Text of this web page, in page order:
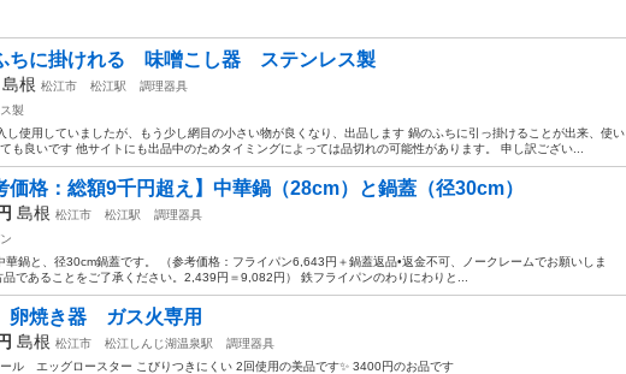
ちに掛けれる 味噌こし器 ステンレス製
島根 松江市 松江駅
調理器具
製
し使用していましたが、もう少し網目の小さい物が良くなり、出品します 鍋のふちに引っ掛けることが出来、使い
も良いです 他サイトにも出品中のためタイミングによっては品切れの可能性があります。 申し訳ござい...
価格：総額9千円超え】中華鍋（28cm）と鍋蓋（径30cm）
島根 松江市 松江駅
調理器具
華鍋と、径30cm鍋蓋です。 （参考価格：フライパン6,643円＋鍋蓋返品•返金不可、ノークレームでお願いしま
品であることをご了承ください。2,439円＝9,082円） 鉄フライパンのわりにわりと...
焼き器 ガス火専用
島根 松江市 松江しんじ湖温泉駅
調理器具
ル エッグロースター こびりつきにくい 2回使用の美品です✨️ 3400円のお品です